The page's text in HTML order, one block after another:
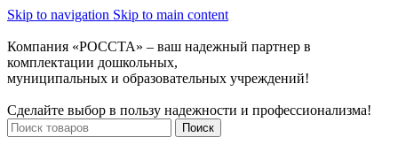
Skip to navigation Skip to main content
Компания «РОССТА» – ваш надежный партнер в
комплектации дошкольных,
муниципальных и образовательных учреждений!
Сделайте выбор в пользу надежности и профессионализма!
Поиск